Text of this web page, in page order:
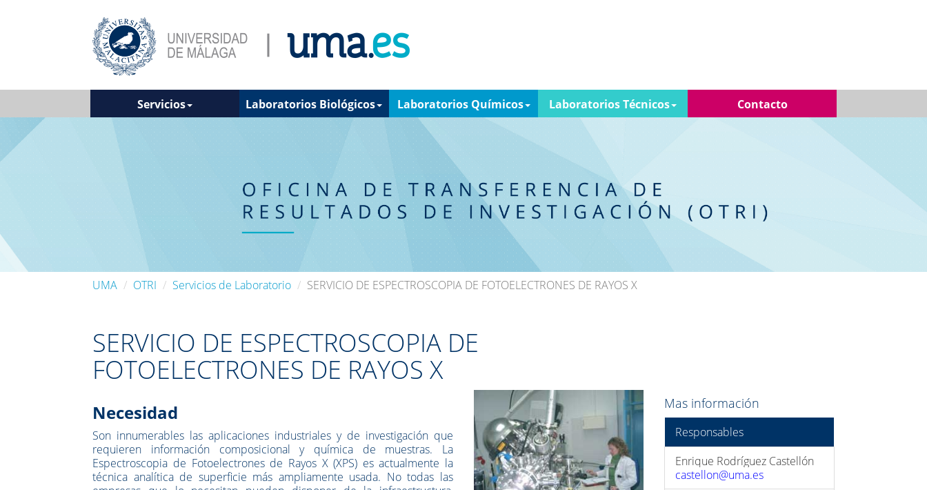
Servicios Laboratorios Biológicos Laboratorios Químicos Laboratorios Técnicos Contacto
UMA OTRI Servicios de Laboratorio SERVICIO DE ESPECTROSCOPIA DE FOTOELECTRONES DE RAYOS X
SERVICIO DE ESPECTROSCOPIA DE
FOTOELECTRONES DE RAYOS X
Necesidad
Son innumerables las aplicaciones industriales y de investigación que
requieren información composicional y química de muestras. La
Espectroscopia de Fotoelectrones de Rayos X (XPS) es actualmente la
técnica analítica de superficie más ampliamente usada. No todas las
Mas información
Responsables
Enrique Rodríguez Castellón
castellon@uma.es